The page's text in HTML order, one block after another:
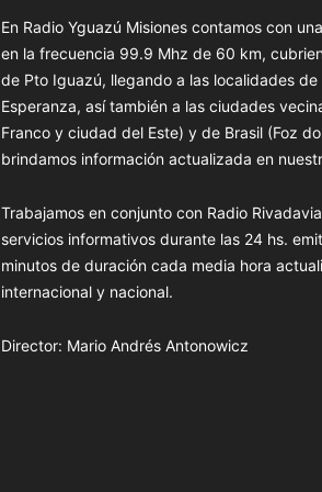
En Radio Yguazú Misiones contamos con
en la frecuencia 99.9 Mhz de 60 km,
de Pto Iguazú, llegando a las localidades
Esperanza, así también a las ciudades
Franco y ciudad del Este) y de Brasil (Foz
brindamos información actualizada en
Trabajamos en conjunto con Radio
servicios informativos durante las 24 hs.
minutos de duración cada media hora
internacional y nacional.
Director: Mario Andrés Antonowicz